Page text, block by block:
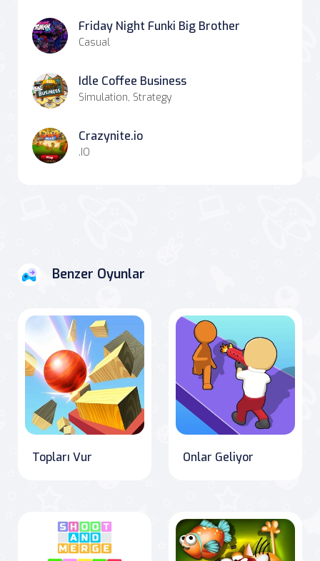
Friday Night Funki Big Brother
Casual
Idle Coffee Business
Simulation, Strategy
Crazynite.io
.IO
Benzer Oyunlar
Topları Vur Onlar Geliyor